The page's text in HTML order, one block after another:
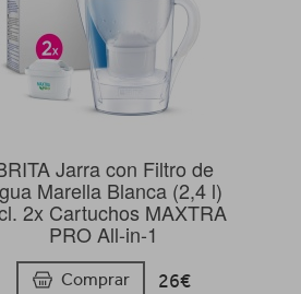
Jarra con Filtro de
Marella Blanca (2,4 l)
2x Cartuchos MAXTRA
PRO All-in-1
Comprar 26€